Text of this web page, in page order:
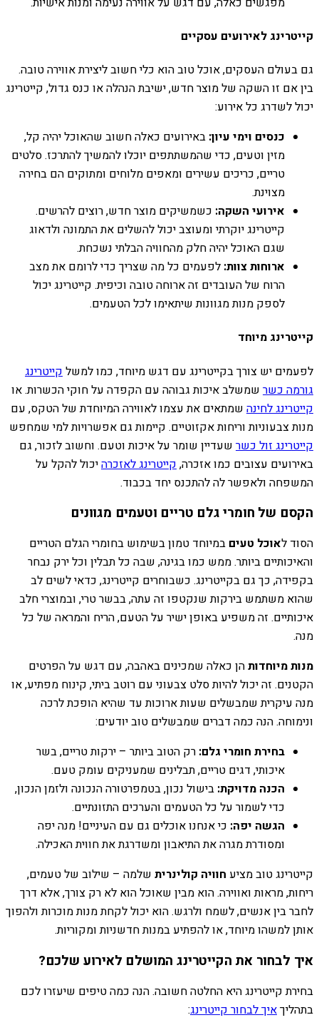
קייטרינג לאירועים עסקיים
גם בעולם העסקים, אוכל טוב הוא כלי חשוב ליצירת אווירה טובה.
בין אם זו השקה של מוצר חדש, ישיבת הנהלה או כנס גדול, קייטרינג
יכול לשדרג כל אירוע:
כנסים וימי עיון: באירועים כאלה חשוב שהאוכל יהיה קל,
מזין וטעים, כדי שהמשתתפים יוכלו להמשיך להתרכז. סלטים
טריים, כריכים עשירים ומאפים מלוחים ומתוקים הם בחירה
מצוינת.
אירועי השקה: כשמשיקים מוצר חדש, רוצים להרשים.
קייטרינג יוקרתי ומעוצב יכול להשלים את התמונה ולדאוג
שגם האוכל יהיה חלק מהחוויה הבלתי נשכחת.
ארוחות צוות: לפעמים כל מה שצריך כדי לרומם את מצב
הרוח של העובדים זה ארוחה טובה וכיפית. קייטרינג יכול
לספק מנות מגוונות שיתאימו לכל הטעמים.
קייטרינג מיוחד
לפעמים יש צורך בקייטרינג עם דגש מיוחד, כמו למשל קייטרינג
גורמה כשר שמשלב איכות גבוהה עם הקפדה על חוקי הכשרות. או
קייטרינג לחינה שמתאים את עצמו לאווירה המיוחדת של הטקס, עם
מנות צבעוניות וריחות אקזוטיים. קיימות גם אפשרויות למי שמחפש
קייטרינג זול כשר שעדיין שומר על איכות וטעם. וחשוב לזכור, גם
באירועים עצובים כמו אזכרה, קייטרינג לאזכרהיכול להקל על
המשפחה ולאפשר לה להתכנס יחד בכבוד.
הקסם של חומרי גלם טריים וטעמים מגוונים
הסוד לאוכל טעים במיוחד טמון בשימוש בחומרי הגלם הטריים
והאיכותיים ביותר. ממש כמו בגינה, שבה כל תבלין וכל ירק נבחר
בקפידה, כך גם בקייטרינג. כשבוחרים קייטרינג, כדאי לשים לב
שהוא משתמש בירקות שנקטפו זה עתה, בבשר טרי, ובמוצרי חלב
איכותיים. זה משפיע באופן ישיר על הטעם, הריח והמראה של כל
מנה.
מנות מיוחדותהן כאלה שמכינים באהבה, עם דגש על הפרטים
הקטנים. זה יכול להיות סלט צבעוני עם רוטב ביתי, קינוח מפתיע, או
מנה עיקרית שמבשלים שעות ארוכות עד שהיא הופכת לרכה
ונימוחה. הנה כמה דברים שמבשלים טוב יודעים:
בחירת חומרי גלם: רק הטוב ביותר – ירקות טריים, בשר
איכותי, דגים טריים, תבלינים שמעניקים עומק טעם.
הכנה מדויקת: בישול נכון, בטמפרטורה הנכונה ולזמן הנכון,
כדי לשמור על כל הטעמים והערכים התזונתיים.
הגשה יפה: כי אנחנו אוכלים גם עם העיניים! מנה יפה
ומסודרת מגרה את התיאבון ומשדרגת את חווית האכילה.
קייטרינג טוב מציע חוויה קולינרית שלמה – שילוב של טעמים,
ריחות, מראות ואווירה. הוא מבין שאוכל הוא לא רק צורך, אלא דרך
לחבר בין אנשים, לשמח ולרגש. הוא יכול לקחת מנות מוכרות ולהפוך
אותן למשהו מיוחד, או להפתיע במנות חדשניות ומקוריות.
איך לבחור את הקייטרינג המושלם לאירוע שלכם?
בחירת קייטרינג היא החלטה חשובה. הנה כמה טיפים שיעזרו לכם
בתהליךאיך לבחור קייטרינג: